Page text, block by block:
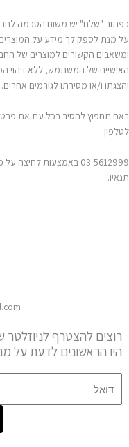
כפתור "שלח" יש משום הסכמה
על מנת לספק לך מידע על המוצרים
ומשאבים הקשורים למוצרים של
האישיים של המשתמש, ללא זיהוי
והצגתו ו/או מסירתו לגורמים אחרים.
באם תחפוץ להסיר בכל עת את
לטלפון:
03-5612999 באמצעות
תנאיו.
רוצים להצטרף לניוזלטר
היו הראשונים לדעת על